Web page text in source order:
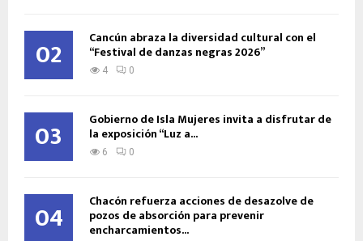
02 Cancún abraza la diversidad cultural con el
“Festival de danzas negras 2026”
4 0
03 Gobierno de Isla Mujeres invita a disfrutar de
la exposición “Luz a...
6 0
04 Chacón refuerza acciones de desazolve de
pozos de absorción para prevenir
encharcamientos...